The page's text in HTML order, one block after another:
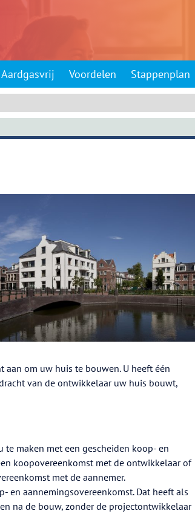
Aardgasvrij Voordelen Stappenplan
om uw huis te bouwen. U heeft één
van de ontwikkelaar uw huis bouwt,
maken met een gescheiden koop- en
koopovereenkomst met de ontwikkelaar of
met de aannemer.
en aannemingsovereenkomst. Dat heeft als
na de bouw, zonder de projectontwikkelaar